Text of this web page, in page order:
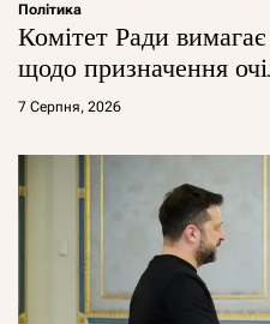
Політика
Комітет Ради
щодо призначення
7 Серпня, 2026